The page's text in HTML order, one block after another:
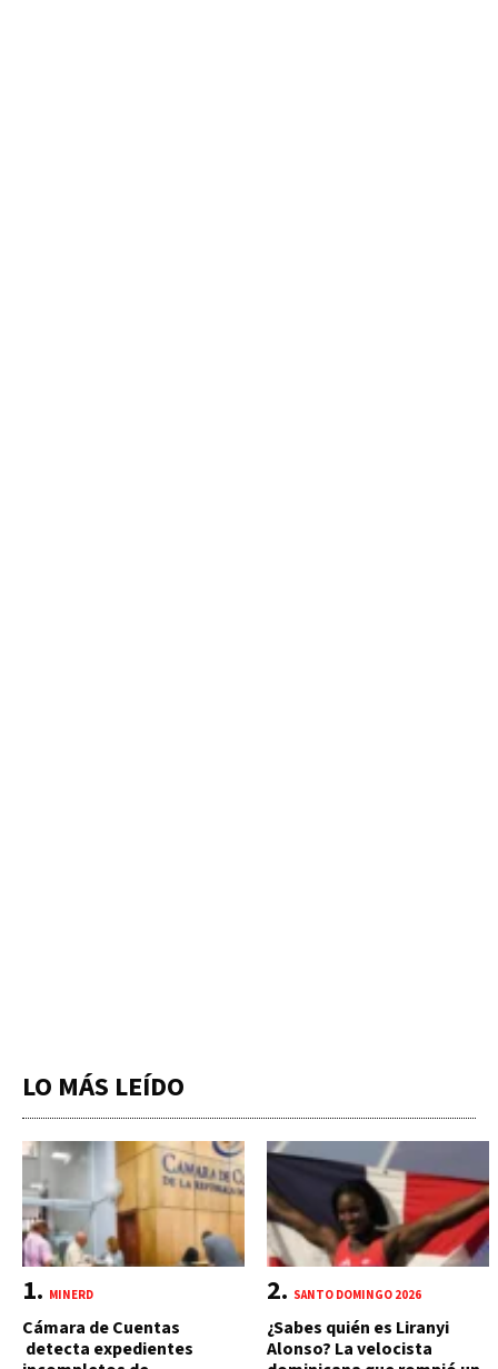
LO MÁS LEÍDO
MINERD
Cámara de Cuentas
detecta expedientes
SANTO DOMINGO 2026
¿Sabes quién es Liranyi
Alonso? La velocista